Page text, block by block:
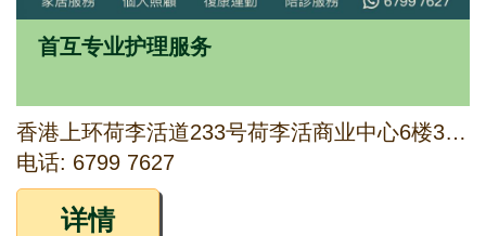
首互专业护理服务
香港上环荷李活道233号荷李活商业中心6楼3-6号室
电话: 6799 7627
详情